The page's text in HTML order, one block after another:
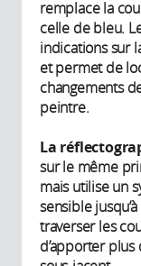
remplace la
celle de bleu.
indications sur
et permet de
changements
peintre.
La
sur le même
mais utilise un
sensible
traverser les
d’apporter plus